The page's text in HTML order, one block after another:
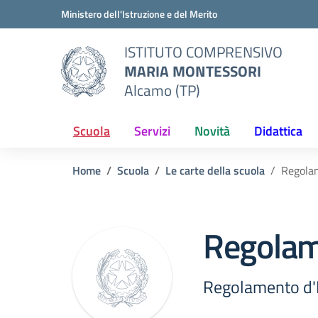
Vai ai contenuti
Vai al menu di navigazioneMinistero dell'Istruzione e del Merito
ISTITUTO COMPRENSIVO
MARIA MONTESSORI
Alcamo (TP)
Scuola Servizi Novità Didattica
Home Scuola Le carte della scuola
Regolamento